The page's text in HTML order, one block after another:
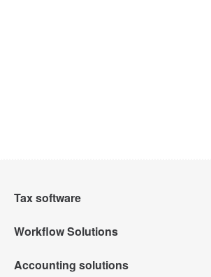
Tax software
Intuit Lacerte Tax
Intuit ProConnect Tax
Workflow Solutions
Intuit Tax Advisor
Accounting solutions